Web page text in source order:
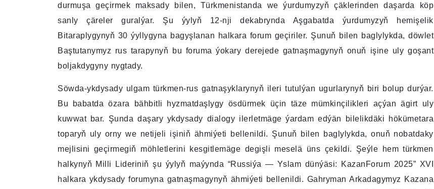
durmuşa geçirmek maksady bilen, Türkmenistanda we ýurdumyzyň çäklerinden daşarda köp
sanly çäreler guralýar. Şu ýylyň 12-nji dekabrynda Aşgabatda ýurdumyzyň hemişelik
Bitaraplygynyň 30 ýyllygyna bagyşlanan halkara forum geçiriler. Şunuň bilen baglylykda, döwlet
Baştutanymyz rus tarapynyň bu foruma ýokary derejede gatnaşmagynyň onuň işine uly goşant
boljakdygyny nygtady.
Söwda-ykdysady ulgam türkmen-rus gatnaşyklarynyň ileri tutulýan ugurlarynyň biri bolup durýar.
Bu babatda özara bähbitli hyzmatdaşlygy ösdürmek üçin täze mümkinçilikleri açýan ägirt uly
kuwwat bar. Şunda daşary ykdysady dialogy ilerletmäge ýardam edýän bilelikdäki hökümetara
toparyň uly orny we netijeli işiniň ähmiýeti bellenildi. Şunuň bilen baglylykda, onuň nobatdaky
mejlisini geçirmegiň möhletlerini kesgitlemäge degişli meselä üns çekildi. Şeýle hem türkmen
halkynyň Milli Lideriniň şu ýylyň maýynda “Russiýa — Yslam dünýäsi: KazanForum 2025” XVI
halkara ykdysady forumyna gatnaşmagynyň ähmiýeti bellenildi. Gahryman Arkadagymyz Kazana